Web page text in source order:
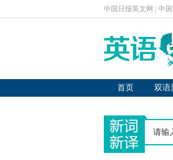
中国日报英文网 中
首页 双语